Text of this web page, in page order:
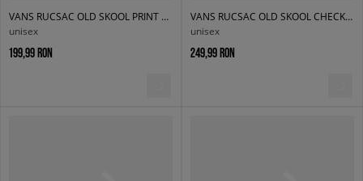
VANS RUCSAC OLD SKOOL PRINT BACKPACK
unisex
199,99 RON
VANS RUCSAC OLD SKOOL CHECK BACKPACK
unisex
249,99 RON